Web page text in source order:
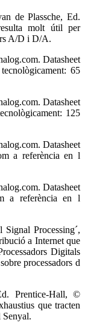
de Plassche, Ed.
molt útil per
A/D i D/A.
Datasheet
65
Datasheet
125
Datasheet
a referència en l
Datasheet
a referència en l
Processing´,
a Internet que
Digitals
processadors d
Prentice-Hall, ©
que tracten
Senyal.